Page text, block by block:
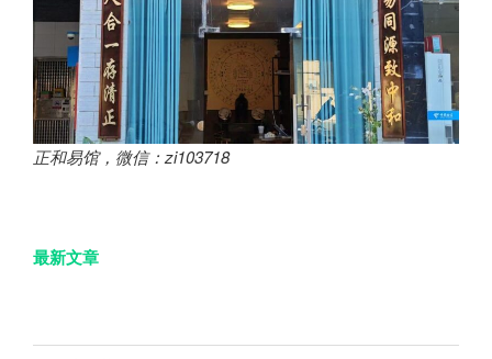
正和易馆，微信：zi103718
最新文章